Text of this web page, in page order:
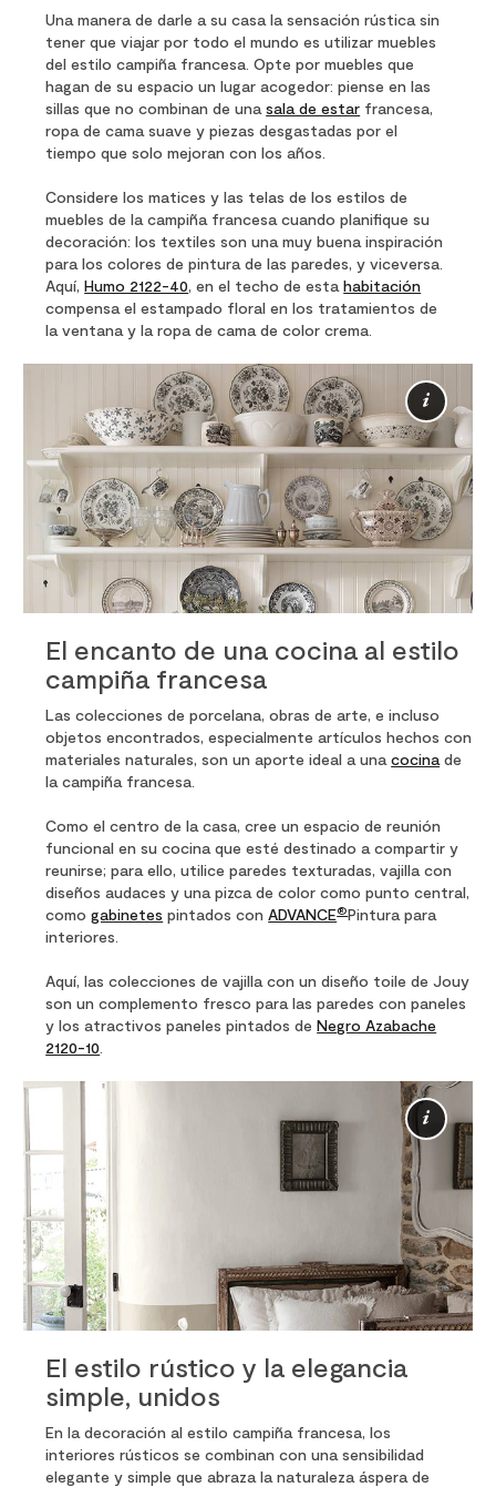
Una manera de darle a su casa la sensación rústica sin
tener que viajar por todo el mundo es utilizar muebles
del estilo campiña francesa. Opte por muebles que
hagan de su espacio un lugar acogedor: piense en las
sillas que no combinan de unasala de estar francesa,
ropa de cama suave y piezas desgastadas por el
tiempo que solo mejoran con los años.
Considere los matices y las telas de los estilos de
muebles de la campiña francesa cuando planifique su
decoración: los textiles son una muy buena inspiración
para los colores de pintura de las paredes, y viceversa.
Aquí,Humo 2122-40, en el techo de estahabitación
compensa el estampado floral en los tratamientos de
la ventana y la ropa de cama de color crema.
Más
El encanto de una cocina al estilo
campiña francesa
Las colecciones de porcelana, obras de arte, e incluso
objetos encontrados, especialmente artículos hechos con
materiales naturales, son un aporte ideal a unacocina de
la campiña francesa.
Como el centro de la casa, cree un espacio de reunión
funcional en su cocina que esté destinado a compartir y
reunirse; para ello, utilice paredes texturadas, vajilla con
diseños audaces y una pizca de color como punto central,
comogabinetes pintados conADVANCE®Pintura para
interiores.
Aquí, las colecciones de vajilla con un diseño toile de Jouy
son un complemento fresco para las paredes con paneles
y los atractivos paneles pintados deNegro Azabache
2120-10
Más
El estilo rústico y la elegancia
simple, unidos
En la decoración al estilo campiña francesa, los
interiores rústicos se combinan con una sensibilidad
elegante y simple que abraza la naturaleza áspera de